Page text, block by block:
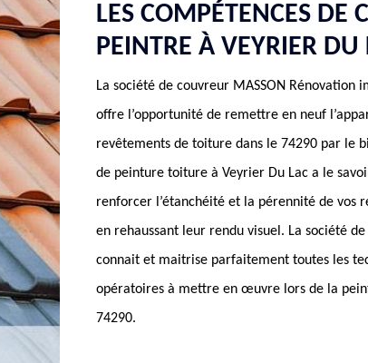
LES COMPÉTENCES DE
PEINTRE À VEYRIER DU
La société de couvreur MASSON Rénovation
offre l’opportunité de remettre en neuf
revêtements de toiture dans le 74290 par le
de peinture toiture à Veyrier Du Lac a le
renforcer l’étanchéité et la pérennité de vos
en rehaussant leur rendu visuel. La société
connait et maitrise parfaitement toutes les
opératoires à mettre en œuvre lors de la
74290.